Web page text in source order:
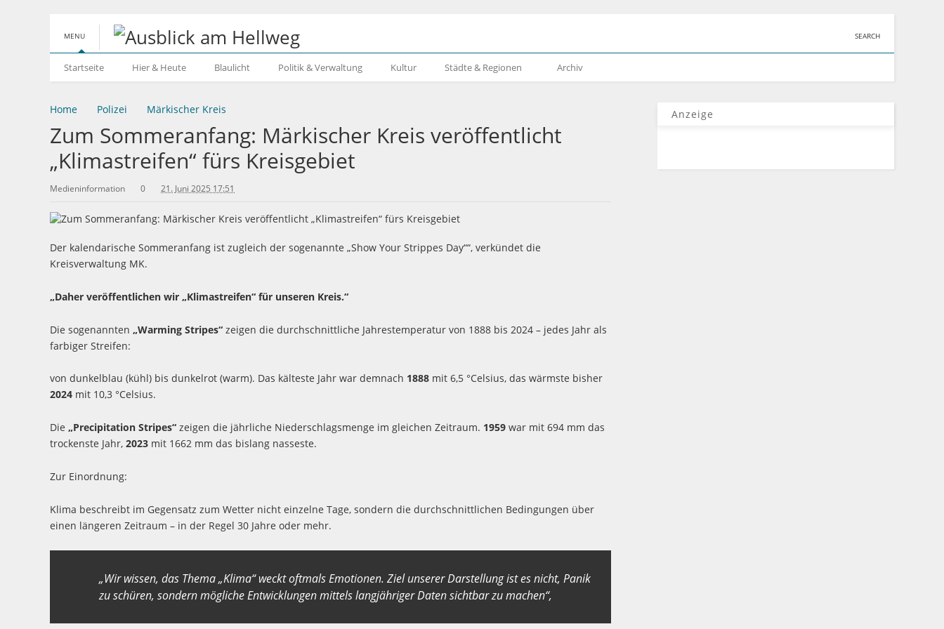
MENU SEARCH
Startseite Hier & Heute Blaulicht Politik & Verwaltung Kultur Städte & Regionen Archiv
Home Polizei Märkischer Kreis
Zum Sommeranfang: Märkischer Kreis veröffentlicht
„Klimastreifen“ fürs Kreisgebiet
Medieninformation 0 21. Juni 2025 17:51
Der kalendarische Sommeranfang ist zugleich der sogenannte „Show Your Strippes Day““, verkündet die
Kreisverwaltung MK.
„Daher veröffentlichen wir „Klimastreifen“ für unseren Kreis.“
Die sogenannten „Warming Stripes“ zeigen die durchschnittliche Jahrestemperatur von 1888 bis 2024 – jedes Jahr als
farbiger Streifen:
von dunkelblau (kühl) bis dunkelrot (warm). Das kälteste Jahr war demnach 1888 mit 6,5 °Celsius, das wärmste bisher
2024 mit 10,3 °Celsius.
Die„Precipitation Stripes“ zeigen die jährliche Niederschlagsmenge im gleichen Zeitraum. 1959 war mit 694 mm das
trockenste Jahr, 2023 mit 1662 mm das bislang nasseste.
Zur Einordnung:
Klima beschreibt im Gegensatz zum Wetter nicht einzelne Tage, sondern die durchschnittlichen Bedingungen über
einen längeren Zeitraum – in der Regel 30 Jahre oder mehr.
„Wir wissen, das Thema „Klima“ weckt oftmals Emotionen. Ziel unserer Darstellung ist es nicht, Panik
zu schüren, sondern mögliche Entwicklungen mittels langjähriger Daten sichtbar zu machen“,
Anzeige